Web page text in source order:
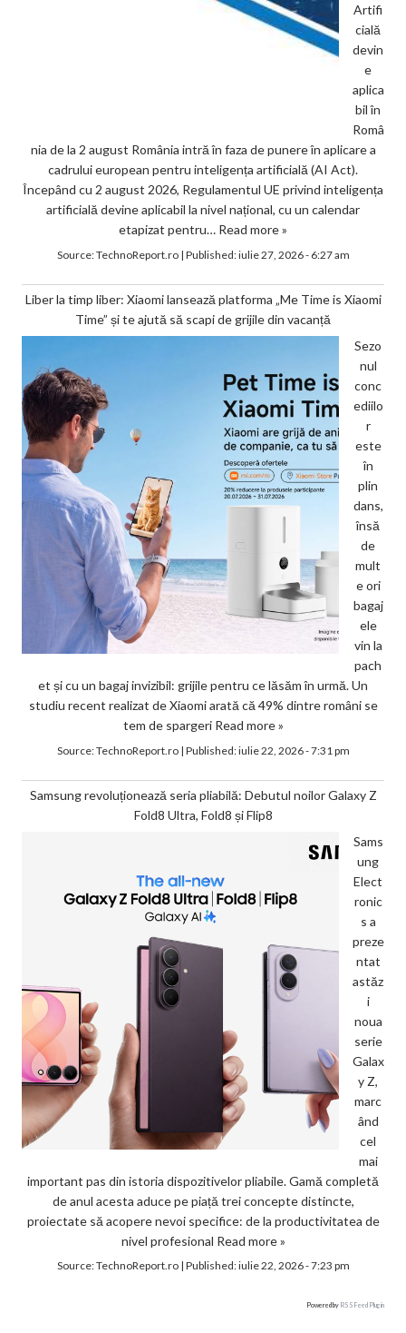
Artifi
cială
devin
e
aplica
bil în
Româ
nia de la 2 august România intră în faza de punere în aplicare a
cadrului european pentru inteligența artificială (AI Act).
Începând cu 2 august 2026, Regulamentul UE privind inteligența
artificială devine aplicabil la nivel național, cu un calendar
etapizat pentru… Read more »
Source:TechnoReport.ro| Published:iulie 27, 2026 - 6:27 am
Liber la timp liber: Xiaomi lansează platforma „Me Time is Xiaomi
Time” și te ajută să scapi de grijile din vacanță
Sezo
nul
conc
ediilo
r
este
în
plin
dans,
însă
de
mult
e ori
bagaj
ele
vin la
pach
et și cu un bagaj invizibil: grijile pentru ce lăsăm în urmă. Un
studiu recent realizat de Xiaomi arată că 49% dintre români se
tem de spargeri Read more »
Source:TechnoReport.ro| Published:iulie 22, 2026 - 7:31 pm
Samsung revoluționează seria pliabilă: Debutul noilor Galaxy Z
Fold8 Ultra, Fold8 și Flip8
Sams
ung
Elect
ronic
s a
preze
ntat
astăz
i
noua
serie
Galax
y Z,
marc
ând
cel
mai
important pas din istoria dispozitivelor pliabile. Gamă completă
de anul acesta aduce pe piață trei concepte distincte,
proiectate să acopere nevoi specifice: de la productivitatea de
nivel profesional Read more »
Source:TechnoReport.ro| Published:iulie 22, 2026 - 7:23 pm
Powered by RSS Feed Plugin